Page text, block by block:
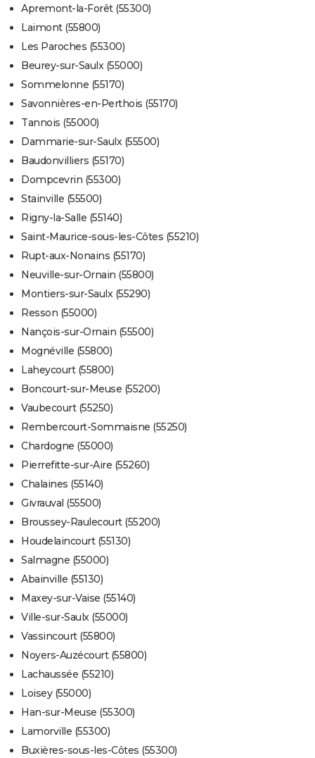
Apremont-la-Forêt (55300)
Laimont (55800)
Les Paroches (55300)
Beurey-sur-Saulx (55000)
Sommelonne (55170)
Savonnières-en-Perthois (55170)
Tannois (55000)
Dammarie-sur-Saulx (55500)
Baudonvilliers (55170)
Dompcevrin (55300)
Stainville (55500)
Rigny-la-Salle (55140)
Saint-Maurice-sous-les-Côtes (55210)
Rupt-aux-Nonains (55170)
Neuville-sur-Ornain (55800)
Montiers-sur-Saulx (55290)
Resson (55000)
Nançois-sur-Ornain (55500)
Mognéville (55800)
Laheycourt (55800)
Boncourt-sur-Meuse (55200)
Vaubecourt (55250)
Rembercourt-Sommaisne (55250)
Chardogne (55000)
Pierrefitte-sur-Aire (55260)
Chalaines (55140)
Givrauval (55500)
Broussey-Raulecourt (55200)
Houdelaincourt (55130)
Salmagne (55000)
Abainville (55130)
Maxey-sur-Vaise (55140)
Ville-sur-Saulx (55000)
Vassincourt (55800)
Noyers-Auzécourt (55800)
Lachaussée (55210)
Loisey (55000)
Han-sur-Meuse (55300)
Lamorville (55300)
Buxières-sous-les-Côtes (55300)